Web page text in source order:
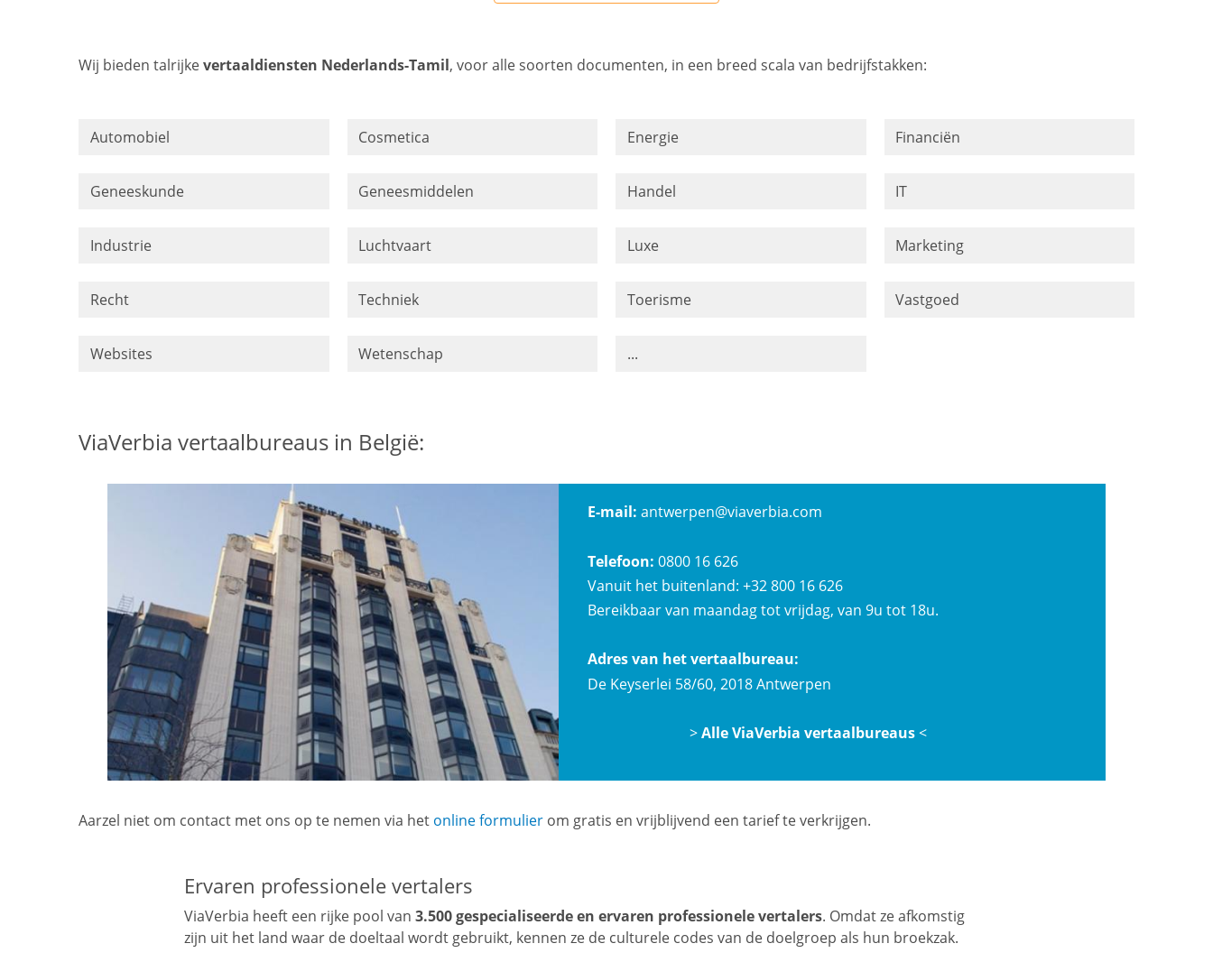
Wij bieden talrijkevertaaldiensten Nederlands-Tamil, voor alle soorten documenten, in een breed scala van bedrijfstakken:
Automobiel Cosmetica Energie Financiën
Geneeskunde Geneesmiddelen Handel IT
Industrie Luchtvaart Luxe Marketing
Recht Techniek Toerisme Vastgoed
Websites Wetenschap ...
ViaVerbia vertaalbureaus in België:
E-mail: antwerpen@viaverbia.com
Telefoon: 0800 16 626
Vanuit het buitenland: +32 800 16 626
Bereikbaar van maandag tot vrijdag, van 9u tot 18u.
Adres van het vertaalbureau:
De Keyserlei 58/60, 2018 Antwerpen
>Alle ViaVerbia vertaalbureaus<
Aarzel niet om contact met ons op te nemen via het online formulier om gratis en vrijblijvend een tarief te verkrijgen.
Ervaren professionele vertalers
ViaVerbia heeft een rijke pool van 3.500 gespecialiseerde en ervaren professionele vertalers. Omdat ze afkomstig
zijn uit het land waar de doeltaal wordt gebruikt, kennen ze de culturele codes van de doelgroep als hun broekzak.